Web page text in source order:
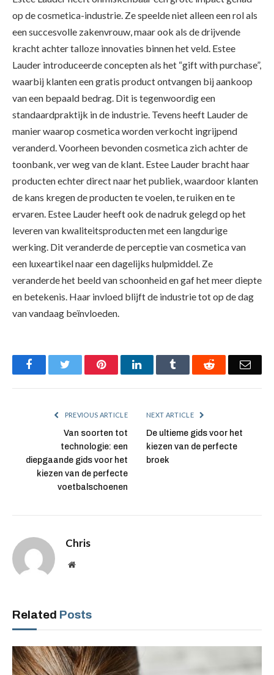
op de cosmetica-industrie. Ze speelde niet alleen een rol als
een succesvolle zakenvrouw, maar ook als de drijvende
kracht achter talloze innovaties binnen het veld. Estee
Lauder introduceerde concepten als het “gift with purchase”,
waarbij klanten een gratis product ontvangen bij aankoop
van een bepaald bedrag. Dit is tegenwoordig een
standaardpraktijk in de industrie. Tevens heeft Lauder de
manier waarop cosmetica worden verkocht ingrijpend
veranderd. Voorheen bevonden cosmetica zich achter de
toonbank, ver weg van de klant. Estee Lauder bracht haar
producten echter direct naar het publiek, waardoor klanten
de kans kregen de producten te voelen, te ruiken en te
ervaren. Estee Lauder heeft ook de nadruk gelegd op het
leveren van kwaliteitsproducten met een langdurige
werking. Dit veranderde de perceptie van cosmetica van
een luxeartikel naar een dagelijks hulpmiddel. Ze
veranderde het beeld van schoonheid en gaf het meer diepte
en betekenis. Haar invloed blijft de industrie tot op de dag
van vandaag beïnvloeden.
FacebookTwitter PinterestLinkedIn Tumblr Reddit
PREVIOUS ARTICLE
Van soorten tot
technologie: een
diepgaande gids voor het
kiezen van de perfecte
voetbalschoenen
NEXT ARTICLE
De ultieme gids voor het
kiezen van de perfecte
broek
Chris
Website
Related Posts